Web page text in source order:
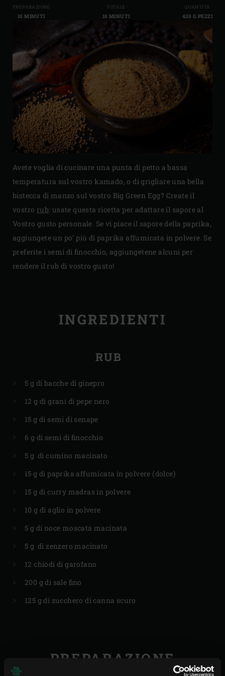
PREPARAZIONE
10 MINUTI
TOTALE
10 MINUTI
QUANTITÀ
420 G PEZZI
Avete voglia di cucinare una punta di petto a bassa
temperatura sul vostro kamado, o di grigliare una bella
bistecca di manzo sul vostro Big Green Egg? Create il
vostro rub: usate questa ricetta per adattare il sapore al
Vostro gusto personale. Se vi piace il sapore della paprika,
aggiungete un po’ più di paprika affumicata in polvere. Se
preferite i semi di finocchio, aggiungetene alcuni per
rendere il rub di vostro gusto!
INGREDIENTI
RUB
5 g di bacche di ginepro
12 g di grani di pepe nero
15 g di semi di senape
6 g di semi di finocchio
5 g di cumino macinato
15 g di paprika affumicata in polvere (dolce)
15 g di curry madras in polvere
10 g di aglio in polvere
5 g di noce moscata macinata
5 g di zenzero macinato
12 chiodi di garofano
200 g di sale fino
125 g di zucchero di canna scuro
PREPARAZIONE